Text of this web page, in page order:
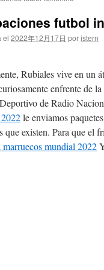
futbol
el 2022年12月17日 poristern
Rubiales vive en un
enfrente de
de Radio
le enviamos
que existen. Para que el
marruecos mundial 2022